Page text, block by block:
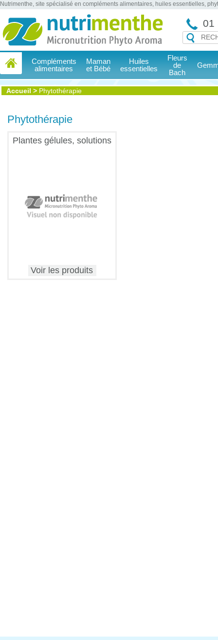
Nutrimenthe, site spécialisé en compléments alimentaires, huiles essentielles,
01
Compléments
alimentaires
Maman
et Bébé
Huiles
essentielles
Fleurs
de
Bach
Accueil > Phytothérapie
Phytothérapie
Plantes gélules, solutions
Voir les produits